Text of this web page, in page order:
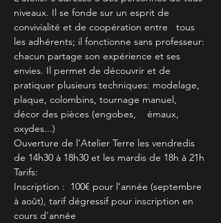
niveaux. Il se fonde sur un esprit de
convivialité et de coopération entre   tous
les adhérents; il fonctionne sans professeur:
chacun partage son expérience et ses
envies. Il permet de découvrir et de
pratiquer plusieurs techniques: modelage,
plaque, colombins, tournage manuel,
décor des pièces (engobes,    émaux,
oxydes...)
Ouverture de l’Atelier Terre les vendredis
de 14h30 à 18h30 et les mardis de 18h à 21h
Tarifs:
Inscription :  100€ pour l’année (septembre
à août), tarif dégressif pour inscription en
cours d'année